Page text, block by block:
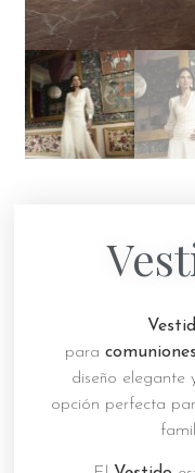
para comuniones
diseño elegante
opción perfecta